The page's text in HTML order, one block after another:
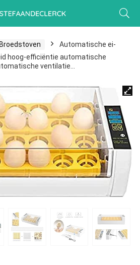
Broedstoven
Automatische ei-
hoog-efficiëntie automatische
ventilatie…